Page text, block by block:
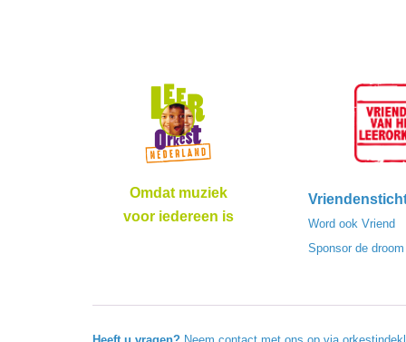
Omdat muziek
voor iedereen is
Word ook Vriend
Sponsor de droom